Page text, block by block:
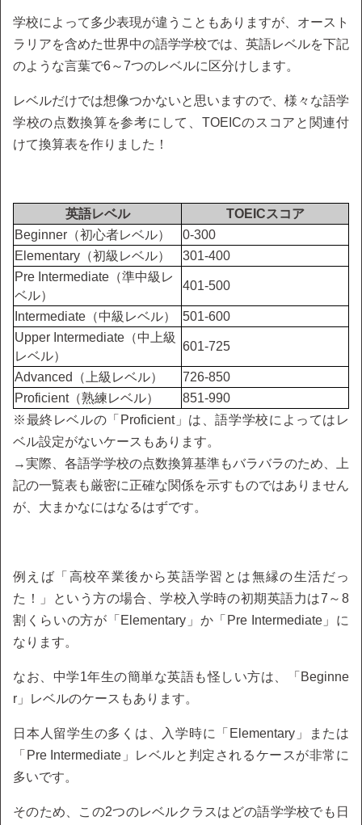
学校によって多少表現が違うこともありますが、オースト
ラリアを含めた世界中の語学学校では、英語レベルを下記
のような言葉で6～7つのレベルに区分けします。
レベルだけでは想像つかないと思いますので、様々な語学
学校の点数換算を参考にして、TOEICのスコアと関連付
けて換算表を作りました！
英語レベル
TOEICスコア
Beginner（初心者レベル）
0-300
Elementary（初級レベル）
301-400
Pre Intermediate（準中級レ
ベル）
401-500
Intermediate（中級レベル）
501-600
Upper Intermediate（中上級
レベル）
601-725
Advanced（上級レベル）
726-850
Proficient（熟練レベル）
851-990
※最終レベルの「Proficient」は、語学学校によってはレ
ベル設定がないケースもあります。
→実際、各語学学校の点数換算基準もバラバラのため、上
記の一覧表も厳密に正確な関係を示すものではありません
が、大まかなにはなるはずです。
例えば「高校卒業後から英語学習とは無縁の生活だっ
た！」という方の場合、学校入学時の初期英語力は7～8
割くらいの方が「Elementary」か「Pre Intermediate」に
なります。
なお、中学1年生の簡単な英語も怪しい方は、「Beginne
r」レベルのケースもあります。
日本人留学生の多くは、入学時に「Elementary」または
「Pre Intermediate」レベルと判定されるケースが非常に
多いです。
そのため、この2つのレベルクラスはどの語学学校でも日